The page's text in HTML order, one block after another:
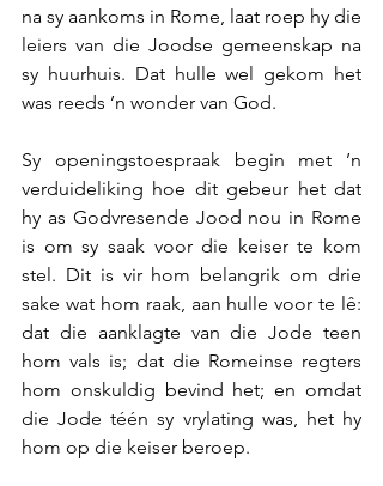
na sy aankoms in Rome, laat roep hy die
leiers van die Joodse gemeenskap na
sy huurhuis. Dat hulle wel gekom het
was reeds ’n wonder van God.
Sy openingstoespraak begin met ’n
verduideliking hoe dit gebeur het dat
hy as Godvresende Jood nou in Rome
is om sy saak voor die keiser te kom
stel. Dit is vir hom belangrik om drie
sake wat hom raak, aan hulle voor te lê:
dat die aanklagte van die Jode teen
hom vals is; dat die Romeinse regters
hom onskuldig bevind het; en omdat
die Jode téén sy vrylating was, het hy
hom op die keiser beroep.